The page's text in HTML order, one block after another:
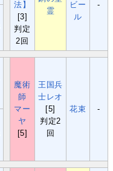
法】
[3]
判定
2回
霊
ビー
ル
-
魔術
師
マー
ヤ
[5]
王国兵
士レオ
[5]
判定2
回
花束 -